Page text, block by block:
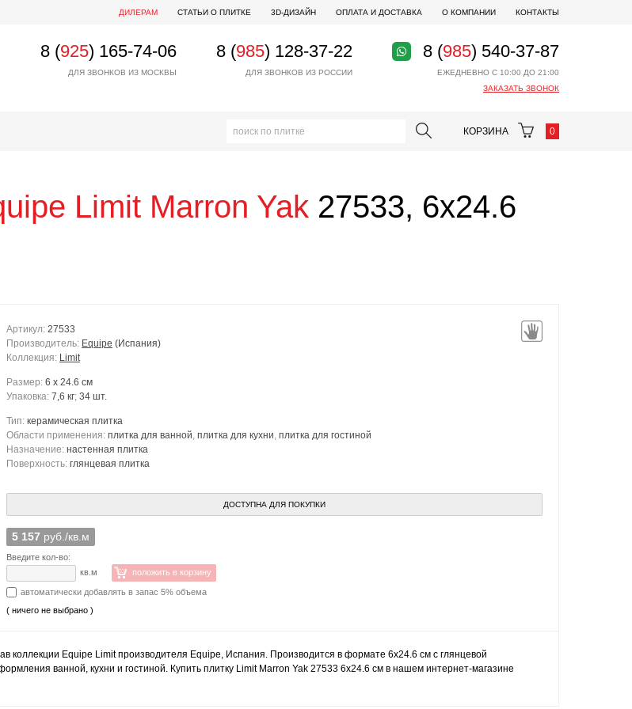
ДИЛЕРАМ СТАТЬИ О ПЛИТКЕ 3D-ДИЗАЙН ОПЛАТА И ДОСТАВКА О КОМПАНИИ КОНТАКТЫ
8 (925) 165-74-06
ДЛЯ ЗВОНКОВ ИЗ МОСКВЫ
8 (985) 128-37-22
ДЛЯ ЗВОНКОВ ИЗ РОССИИ
8 (985) 540-37-87
ЕЖЕДНЕВНО С 10:00 ДО 21:00
ЗАКАЗАТЬ ЗВОНОК
КОРЗИНА 0
Limit Marron Yak 27533, 6x24.6
Артикул: 27533
Производитель: Equipe (Испания)
Коллекция: Limit
Размер: 6 x 24.6 см
Упаковка: 7,6 кг; 34 шт.
Тип: керамическая плитка
Области применения: плитка для ванной, плитка для кухни, плитка для гостиной
Назначение: настенная плитка
Поверхность: глянцевая плитка
ДОСТУПНА ДЛЯ ПОКУПКИ
5 157 руб./кв.м
Введите кол-во:
кв.м
положить в корзину
автоматически добавлять в запас 5% объема
( ничего не выбрано )
коллекции Equipe Limit производителя Equipe, Испания. Производится в формате 6x24.6 см с глянцевой
ванной, кухни и гостиной. Купить плитку Limit Marron Yak 27533 6x24.6 см в нашем интернет-магазине